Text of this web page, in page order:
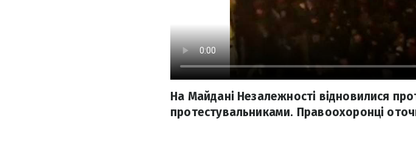
На Майдані Незалежності відновилися
протестувальниками. Правоохоронці